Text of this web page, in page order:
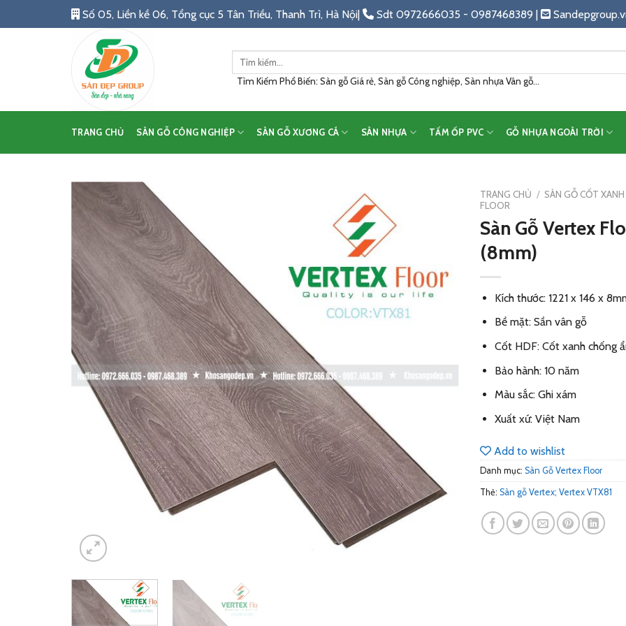
to
Số 05, Liền kề 06, Tổng cục 5 Tân Triều, Thanh Trì, Hà Nội| Sdt 0972666035 - 0987468389 |
Tìm
Tìm Kiếm Phổ Biến: Sàn gỗ Giá rẻ, Sàn gỗ Công nghiệp, Sàn nhựa Vân gỗ...
TRANG CHỦ SÀN GỖ CÔNG NGHIỆP SÀN GỖ XƯƠNG CÁ SÀN NHỰA TẤM ỐP PVC GỖ NHỰA NGOÀI TRỜI
TRANG CHỦ / SÀN GỖ CỐT XANH
FLOOR
Sàn Gỗ Vertex
(8mm)
Kích thước: 1221 x 146 x
Bề mặt: Sần vân gỗ
Cốt HDF: Cốt xanh chống
Bảo hành: 10 năm
Màu sắc: Ghi xám
Xuất xứ: Việt Nam
Add to wishlist
Danh mục: Sàn Gỗ Vertex Floor
Thẻ: Sàn gỗ Vertex; Vertex VTX81